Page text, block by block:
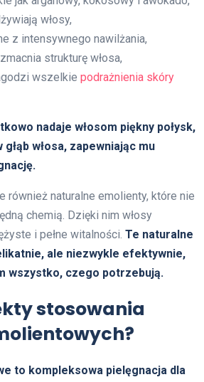
włosy,
z intensywnego nawilżania,
strukturę włosa,
wszelkie podrażnienia skóry
nadaje włosom piękny połysk,
włosa, zapewniając mu
również naturalne emolienty, które nie
chemią. Dzięki nim włosy
i pełne witalności. Te naturalne
ale niezwykle efektywnie,
wszystko, czego potrzebują.
stosowania
to kompleksowa pielęgnacja dla